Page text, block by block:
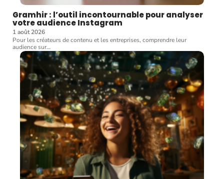
Gramhir : l’outil incontournable pour analyser
votre audience Instagram
1 août 2026
Pour les créateurs de contenu et les entreprises, comprendre leur
audience sur…